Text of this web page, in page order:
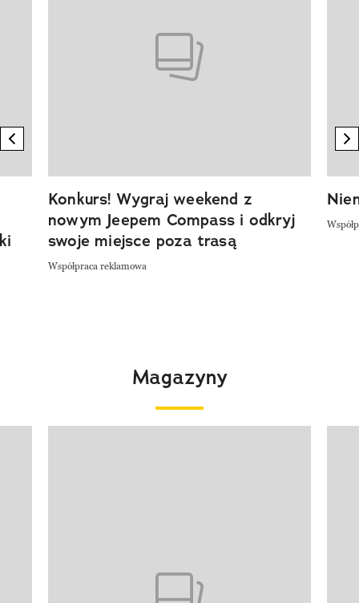
previous element
Konkurs! Wygraj weekend z
nowym Jeepem Compass i odkryj
swoje miejsce poza trasą
Współpraca reklamowa
Magazyny